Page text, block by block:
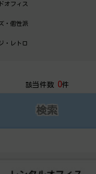
オフィス
・個性派
・レトロ
該当件数 0件